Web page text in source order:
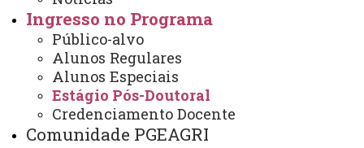
Ingresso no Programa
Público-alvo
Alunos Regulares
Alunos Especiais
Estágio Pós-Doutoral
Credenciamento Docente
Comunidade PGEAGRI
Estágio Pós-Doutoral